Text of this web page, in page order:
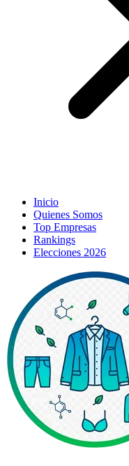
Inicio
Quienes Somos
Top Empresas
Rankings
Elecciones 2026